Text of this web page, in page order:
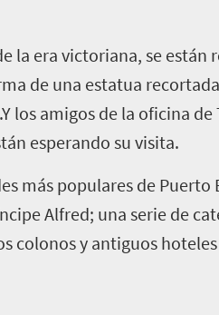
la era victoriana, se están
de una estatua
los amigos de la oficina
esperando su visita.
más populares de
Alfred; una serie de
colonos y antiguos